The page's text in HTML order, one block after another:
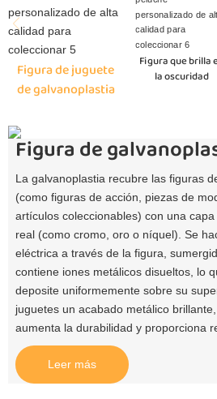
Figura de juguete
de galvanoplastia
Figura que brilla
la oscuridad
Figura de
La galvanoplastia recubre las figuras
(como figuras de acción, piezas de
artículos coleccionables) con una
real (como cromo, oro o níquel). Se
eléctrica a través de la figura,
contiene iones metálicos disueltos, lo
deposite uniformemente sobre su
juguetes un acabado metálico
aumenta la durabilidad y proporciona
Leer más